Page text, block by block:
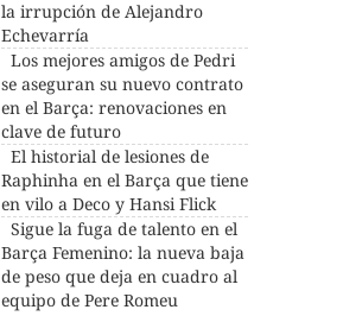
la irrupción de Alejandro
Echevarría
Los mejores amigos de Pedri
se aseguran su nuevo contrato
en el Barça: renovaciones en
clave de futuro
El historial de lesiones de
Raphinha en el Barça que tiene
en vilo a Deco y Hansi Flick
Sigue la fuga de talento en el
Barça Femenino: la nueva baja
de peso que deja en cuadro al
equipo de Pere Romeu